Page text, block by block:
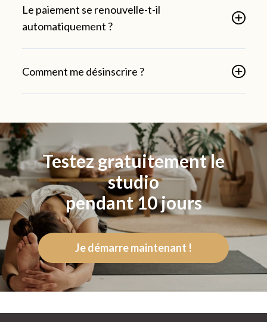
Le paiement se renouvelle-t-il
automatiquement ?
Comment me désinscrire ?
Testez gratuitement le
studio
pendant 10 jours
Je démarre maintenant !